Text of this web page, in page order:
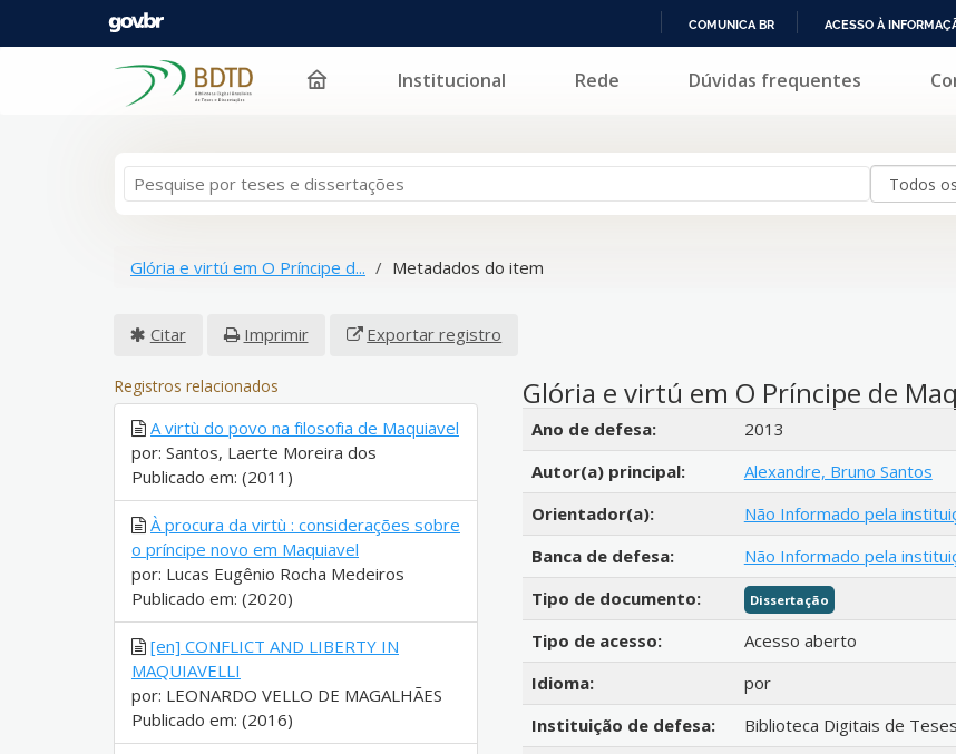
PARA
COMUNICA BR ACESSO À
Pular para o conteúdo Institucional Rede Dúvidas frequentes
Glória e virtú em O Príncipe d... Metadados do item
Citar Imprimir Exportar registro
Glória e virtú em O Príncipe de
Detalhes bibliográficos
Ano de defesa:
2013
Autor(a) principal:
Alexandre, Bruno Santos
Orientador(a):
Não Informado pela
Banca de defesa:
Não Informado pela
Tipo de documento:
Dissertação
Tipo de acesso:
Acesso aberto
Idioma:
por
Instituição de defesa:
Biblioteca Digitais de
Registros relacionados
A virtù do povo na filosofia de Maquiavel
por: Santos, Laerte Moreira dos
Publicado em: (2011)
À procura da virtù : considerações sobre
o príncipe novo em Maquiavel
por: Lucas Eugênio Rocha Medeiros
Publicado em: (2020)
[en] CONFLICT AND LIBERTY IN
MAQUIAVELLI
por: LEONARDO VELLO DE MAGALHÃES
Publicado em: (2016)